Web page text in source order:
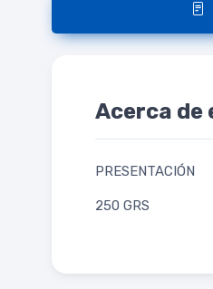
Acerca de
PRESENTACIÓN
250 GRS